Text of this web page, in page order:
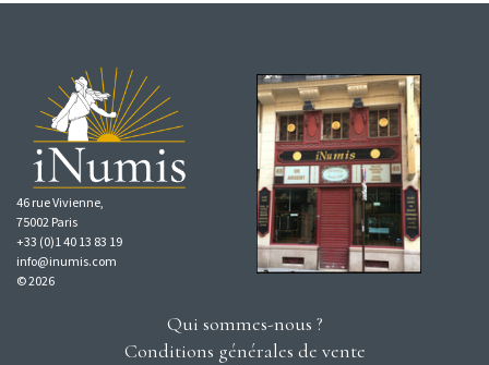
46 rue Vivienne,
75002 Paris
+33 (0)1 40 13 83 19
info@inumis.com
© 2026
Qui sommes-nous ?
Conditions générales de vente